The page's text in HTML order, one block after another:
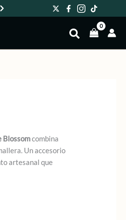
Blossomcombina
Un accesorio
artesanal que